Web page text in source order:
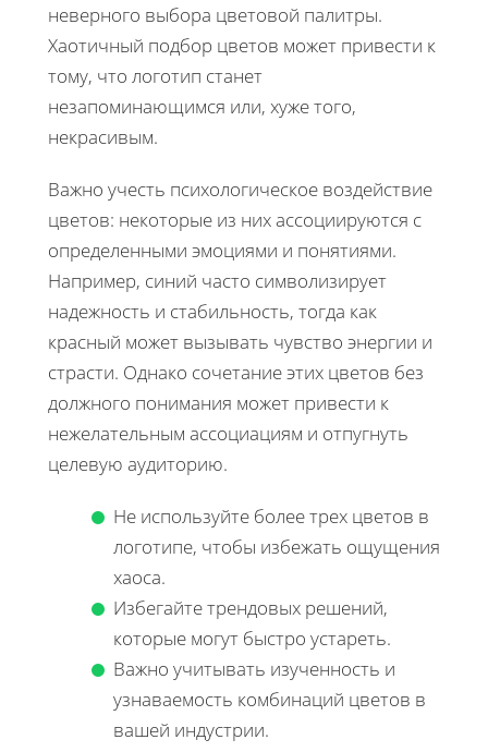
неверного выбора цветовой палитры.
Хаотичный подбор цветов может привести к
тому, что логотип станет
незапоминающимся или, хуже того,
некрасивым.
Важно учесть психологическое воздействие
цветов: некоторые из них ассоциируются с
определенными эмоциями и понятиями.
Например, синий часто символизирует
надежность и стабильность, тогда как
красный может вызывать чувство энергии и
страсти. Однако сочетание этих цветов без
должного понимания может привести к
нежелательным ассоциациям и отпугнуть
целевую аудиторию.
Не используйте более трех цветов в
логотипе, чтобы избежать ощущения
хаоса.
Избегайте трендовых решений,
которые могут быстро устареть.
Важно учитывать изученность и
узнаваемость комбинаций цветов в
вашей индустрии.